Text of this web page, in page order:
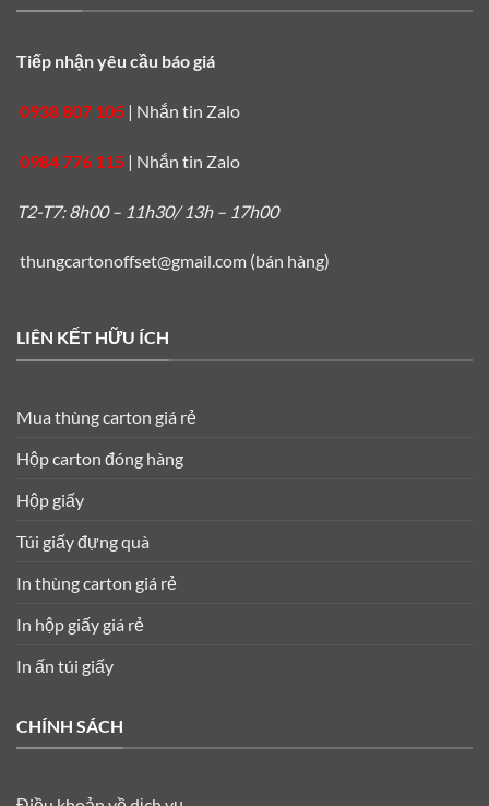
Tiếp nhận yêu cầu báo giá
0938 807 105 | Nhắn tin Zalo
0984 776 115 | Nhắn tin Zalo
T2-T7: 8h00 – 11h30/ 13h – 17h00
thungcartonoffset@gmail.com (bán hàng)
LIÊN KẾT HỮU ÍCH
Mua thùng carton giá rẻ
Hộp carton đóng hàng
Hộp giấy
Túi giấy đựng quà
In thùng carton giá rẻ
In hộp giấy giá rẻ
In ấn túi giấy
CHÍNH SÁCH